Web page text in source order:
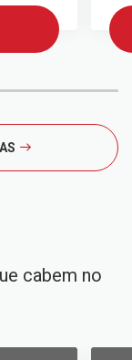
cabem no